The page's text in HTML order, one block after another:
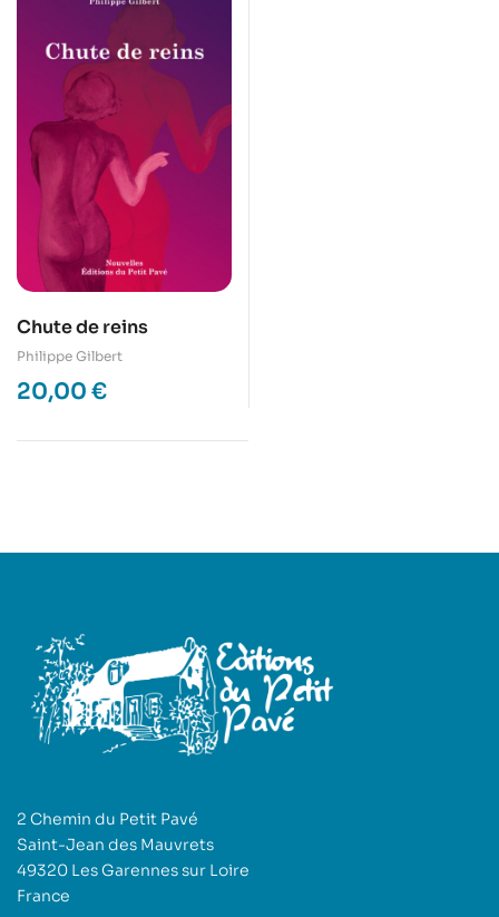
Chute de reins
Philippe Gilbert
20,00 €
2 Chemin du Petit Pavé
Saint-Jean des Mauvrets
49320 Les Garennes sur Loire
France